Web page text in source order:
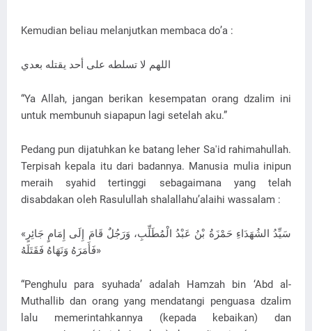
Kemudian beliau melanjutkan membaca do’a :
اللهم لا تسلطه على أحد يقتله بعدي
“Ya Allah, jangan berikan kesempatan orang dzalim ini
untuk membunuh siapapun lagi setelah aku.”
Pedang pun dijatuhkan ke batang leher Sa'id rahimahullah.
Terpisah kepala itu dari badannya. Manusia mulia inipun
meraih syahid tertinggi sebagaimana yang telah
disabdakan oleh Rasulullah shalallahu’alaihi wassalam :
«سَيِّدُ الشُهَدَاءِ حَمْزَةُ بْنُ عَبْدُ الْمُطَلِّبِ، وَرَجُلٌ قَامَ إِلَى إِمَامٍ جَائِرٍ
فَأَمَرَهُ وَنَهَاهُ فَقَتَلَهُ»
“Penghulu para syuhada’ adalah Hamzah bin ‘Abd al-
Muthallib dan orang yang mendatangi penguasa dzalim
lalu memerintahkannya (kepada kebaikan) dan